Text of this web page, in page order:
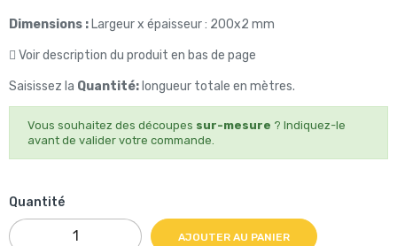
Dimensions : Largeur x épaisseur : 200x2 mm
Voir description du produit en bas de page
Saisissez la Quantité: longueur totale en mètres.
Vous souhaitez des découpes sur-mesure ? Indiquez-le
avant de valider votre commande.
Quantité
AJOUTER AU PANIER